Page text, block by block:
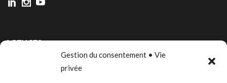
Gestion du consentement • Vie
privée
AGENCES